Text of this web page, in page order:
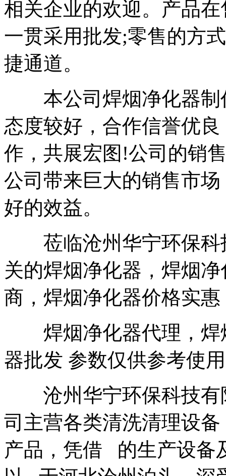
相关企业的欢迎。产品
一贯采用批发;零售的方
捷通道。
本公司焊烟净化器制
态度较好，合作信誉优
作，共展宏图!公司的销
公司带来巨大的销售市
好的效益。
莅临沧州华宁环保科
关的焊烟净化器，焊烟
商，焊烟净化器价格实
焊烟净化器代理，焊
器批发 参数仅供参考使
沧州华宁环保科技有
司主营各类清洗清理设
产品，凭借 的生产设备